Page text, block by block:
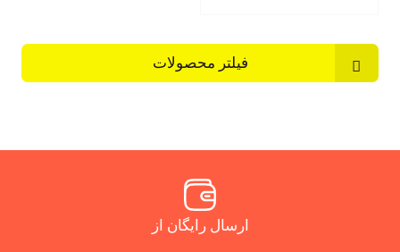
فیلتر محصولات
ارسال رایگان از